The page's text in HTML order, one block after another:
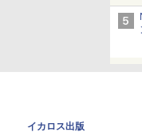
イカロス出版